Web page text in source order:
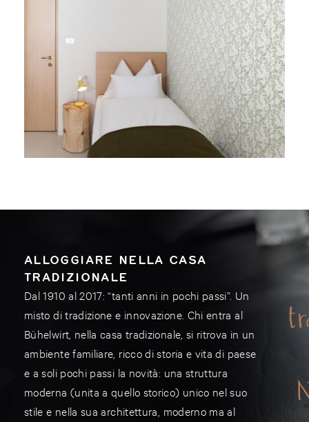
ALLOGGIARE NELLA CASA
TRADIZIONALE
Dal 1910 al 2017: “tanti anni in pochi passi”. Un
misto di tradizione e innovazione. Chi entra al
Bühelwirt, nella casa tradizionale, si ritrova in un
ambiente familiare, ricco di storia e vita di paese
e a soli pochi passi la novità: una struttura
moderna (unita a quello storico) unico nel suo
stile e nella sua architettura, moderno ma al